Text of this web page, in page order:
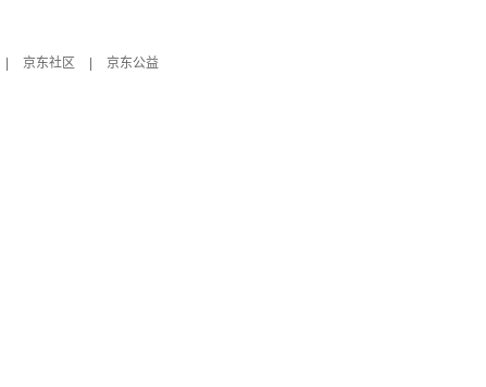
京东社区
京东公益